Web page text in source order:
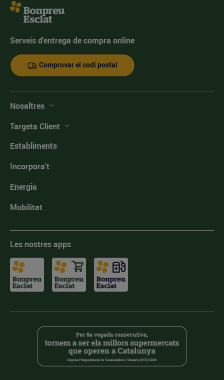
Serveis d'entrega de compra online
Comprovar el codi postal
Nosaltres
Targeta Client
Establiments
Incorpora't
Energia
Mobilitat
Les nostres apps